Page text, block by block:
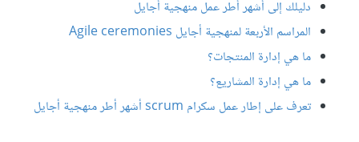
دليلك إلى أشهر أطر عمل منهجية أجايل
المراسم الأربعة لمنهجية أجايل Agile ceremonies
ما هي إدارة المنتجات؟
ما هي إدارة المشاريع؟
تعرف على إطار عمل سكرام scrum أشهر أطر منهجية أجايل